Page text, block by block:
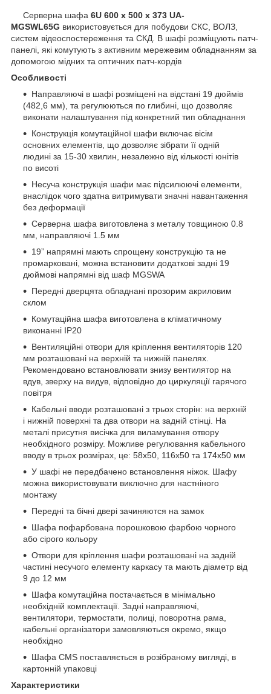
Серверна шафа 6U 600 x 500 x 373 UA-
MGSWL65G використовується для побудови СКС, ВОЛЗ,
систем відеоспостереження та СКД. В шафі розміщують патч-
панелі, які комутують з активним мережевим обладнанням за
допомогою мідних та оптичних патч-кордів
Особливості
Направляючі в шафі розміщені на відстані 19 дюймів
(482,6 мм), та регулюються по глибині, що дозволяє
виконати налаштування під конкретний тип обладнання
Конструкція комутаційної шафи включає вісім
основних елементів, що дозволяє зібрати її одній
людині за 15-30 хвилин, незалежно від кількості юнітів
по висоті
Несуча конструкція шафи має підсилюючі елементи,
внаслідок чого здатна витримувати значні навантаження
без деформації
Серверна шафа виготовлена з металу товщиною 0.8
мм, направляючі 1.5 мм
19” напрямні мають спрощену конструкцію та не
промарковані, можна встановити додаткові задні 19
дюймові напрямні від шаф MGSWA
Передні дверцята обладнані прозорим акриловим
склом
Комутаційна шафа виготовлена в кліматичному
виконанні IP20
Вентиляційні отвори для кріплення вентиляторів 120
мм розташовані на верхній та нижній панелях.
Рекомендовано встановлювати знизу вентилятор на
вдув, зверху на видув, відповідно до циркуляції гарячого
повітря
Кабельні вводи розташовані з трьох сторін: на верхній
і нижній поверхні та два отвори на задній стінці. На
металі присутня висічка для виламування отвору
необхідного розміру. Можливе регулювання кабельного
вводу в трьох розмірах, це: 58x50, 116x50 та 174x50 мм
У шафі не передбачено встановлення ніжок. Шафу
можна використовувати виключно для настніного
монтажу
Передні та бічні двері зачиняются на замок
Шафа пофарбована порошковою фарбою чорного
або сірого кольору
Отвори для кріплення шафи розташовані на задній
частині несучого елементу каркасу та мають діаметр від
9 до 12 мм
Шафа комутаційна постачається в мінімально
необхідній комплектації. Задні направляючі,
вентилятори, термостати, полиці, поворотна рама,
кабельні організатори замовляються окремо, якщо
необхідно
Шафа CMS поставляється в розібраному вигляді, в
картонній упаковці
Характеристики